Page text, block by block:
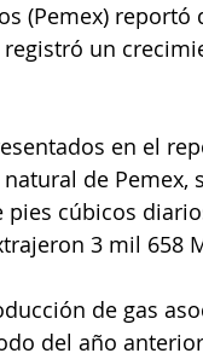
(Pemex)
un
en el
de
pies cúbicos
3 mil 658
de gas
del año